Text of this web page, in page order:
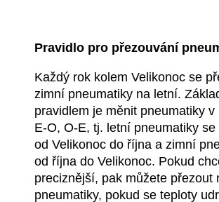
Pravidlo pro přezouvání
Každý rok kolem Velikonoc se
zimní pneumatiky na letní.
pravidlem je měnit pneumatiky v
E-O, O-E, tj. letní pneumatiky
od Velikonoc do října a zimní
od října do Velikonoc. Pokud
preciznější, pak můžete přezout
pneumatiky, pokud se teploty